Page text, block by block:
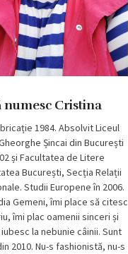
numesc Cristina
1984. Absolvit Liceul
Șincai din București
și Facultatea de Litere
București, Secția Relații
Studii Europene în 2006.
Gemeni, îmi place să citesc
îmi plac oamenii sinceri și
la nebunie câinii. Sunt
2010. Nu-s fashionistă, nu-s